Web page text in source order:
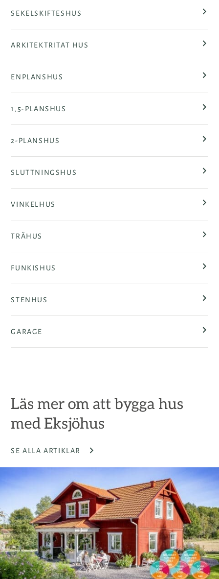
SEKELSKIFTESHUS
ARKITEKTRITAT HUS
ENPLANSHUS
1,5-PLANSHUS
2-PLANSHUS
SLUTTNINGSHUS
VINKELHUS
TRÄHUS
FUNKISHUS
STENHUS
GARAGE
Läs mer om att bygga hus
med Eksjöhus
SE ALLA ARTIKLAR